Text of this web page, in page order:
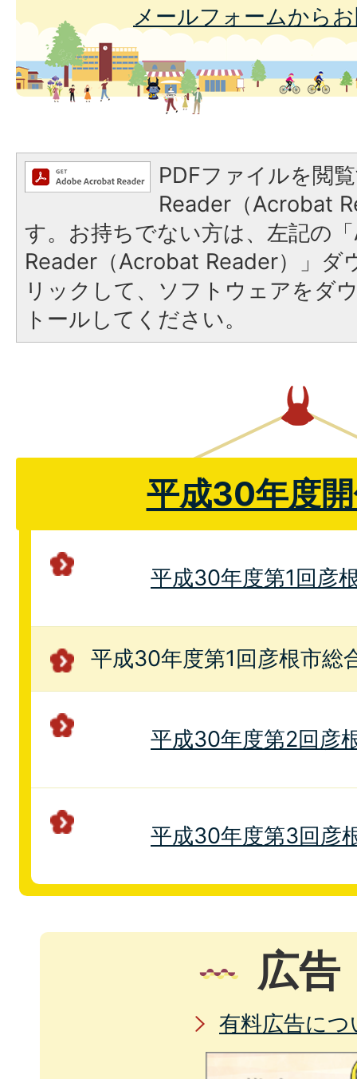
メールフォームから
PDFファイルを閲
Reader（Acrobat
す。お持ちでない方は、左記の
Reader（Acrobat Reader）」ダ
リックして、ソフトウェアをダ
トールしてください。
平成30年度
平成30年度第1回彦
平成30年度第1回彦根市総
平成30年度第2回彦
平成30年度第3回彦
広告
有料広告につ